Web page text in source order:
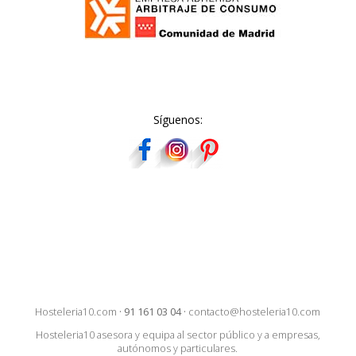
Síguenos:
Hosteleria10.com · 91 161 03 04· contacto@hosteleria10.com
Hosteleria10 asesora y equipa al sector público y a empresas,
autónomos y particulares.